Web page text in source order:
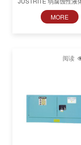
和紧凑式储存柜
890402/890422/
MORE
阅读